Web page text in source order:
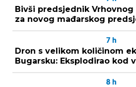
Bivši predsjednik Vrhovnog
za novog mađarskog
7 h
Dron s velikom količinom
Bugarsku: Eksplodirao kod
8 h